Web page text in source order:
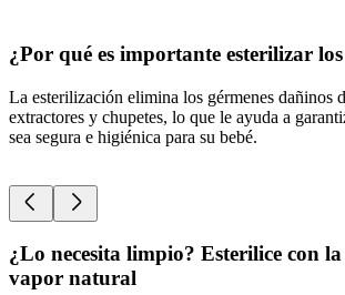
¿Por qué es importante esterilizar
La esterilización elimina los gérmenes dañinos
extractores y chupetes, lo que le ayuda a
sea segura e higiénica para su bebé.
¿Lo necesita limpio? Esterilice con
vapor natural